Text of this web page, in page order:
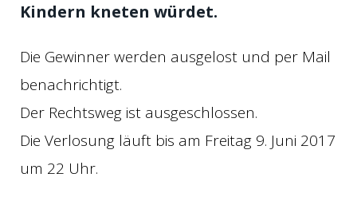
Kindern kneten würdet.
Die Gewinner werden ausgelost und per Mail
benachrichtigt.
Der Rechtsweg ist ausgeschlossen.
Die Verlosung läuft bis am Freitag 9. Juni 2017
um 22 Uhr.